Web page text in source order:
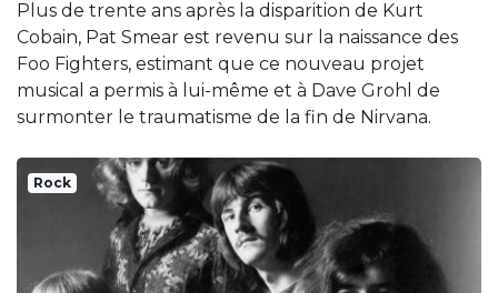
Plus de trente ans après la disparition de Kurt
Cobain, Pat Smear est revenu sur la naissance des
Foo Fighters, estimant que ce nouveau projet
musical a permis à lui-même et à Dave Grohl de
surmonter le traumatisme de la fin de Nirvana.
Rock